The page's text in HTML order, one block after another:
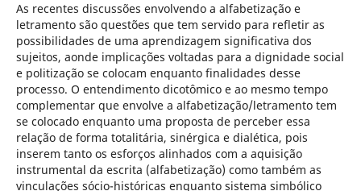
As recentes discussões envolvendo a alfabetização e
letramento são questões que tem servido para refletir as
possibilidades de uma aprendizagem significativa dos
sujeitos, aonde implicações voltadas para a dignidade social
e politização se colocam enquanto finalidades desse
processo. O entendimento dicotômico e ao mesmo tempo
complementar que envolve a alfabetização/letramento tem
se colocado enquanto uma proposta de perceber essa
relação de forma totalitária, sinérgica e dialética, pois
inserem tanto os esforços alinhados com a aquisição
instrumental da escrita (alfabetização) como também as
vinculações sócio-históricas enquanto sistema simbólico